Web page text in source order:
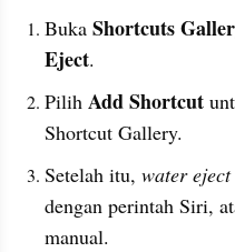
Buka Shortcuts
Eject.
Pilih Add Shortcut
Shortcut Gallery.
Setelah itu, water
dengan perintah Siri,
manual.